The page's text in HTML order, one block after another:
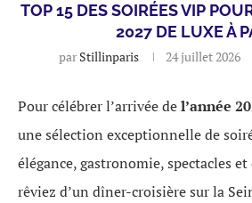
TOP 15 DES SOIRÉES VIP
2027 DE LUXE À
par Stillinparis 24 juillet 2026
Pour célébrer l’arrivée del’année
une sélection exceptionnelle de
élégance, gastronomie, spectacles
rêviez d’un dîner-croisière sur la